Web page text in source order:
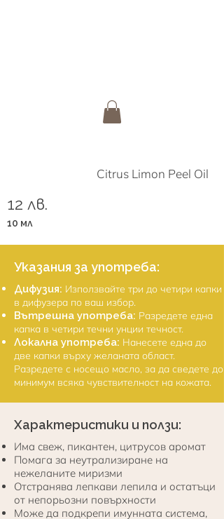
Citrus Limon Peel Oil
12 лв.
10 мл
Указания за употреба:
Дифузия: Използвайте три до четири капки
в дифузeра по ваш избор.
Вътрешна употреба: Разредете една
капка в четири течни унции течност.
Локална употреба: Нанесете една до
две капки върху желаната област.
Разредете с носещо масло, за да сведете до
минимум всяка чувствителност на кожата.
Характеристики и ползи:
Има свеж, пикантен, цитрусов аромат
Помага за неутрализиране на
нежеланите миризми
Отстранява лепкави лепила и остатъци
от непорьозни повърхности
Може да подкрепи имунната система,